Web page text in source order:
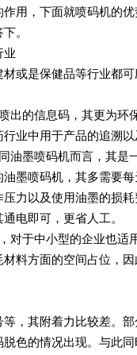
用，下面就喷码机的
。
业
或是保健品等行业都可
出的信息码，其更为环
业中用于产品的追溯以
油墨喷码机而言，其是
墨喷码机，其多需要
力以及使用油墨的损
电即可，更省人工。
对于中小型的企业也适
材料方面的空间占位，
，其附着力比较差。
色的情况出现。与此